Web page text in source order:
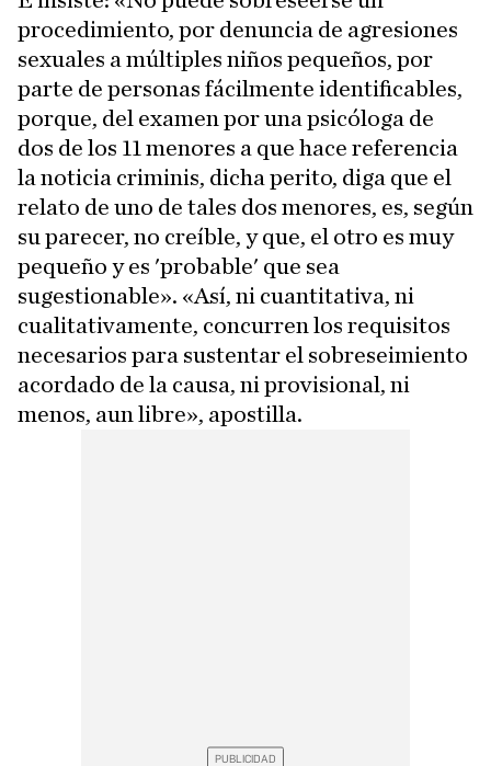
procedimiento, por denuncia de agresiones
sexuales a múltiples niños pequeños, por
parte de personas fácilmente identificables,
porque, del examen por una psicóloga de
dos de los 11 menores a que hace referencia
la noticia criminis, dicha perito, diga que el
relato de uno de tales dos menores, es, según
su parecer, no creíble, y que, el otro es muy
pequeño y es 'probable' que sea
sugestionable». «Así, ni cuantitativa, ni
cualitativamente, concurren los requisitos
necesarios para sustentar el sobreseimiento
acordado de la causa, ni provisional, ni
menos, aun libre», apostilla.